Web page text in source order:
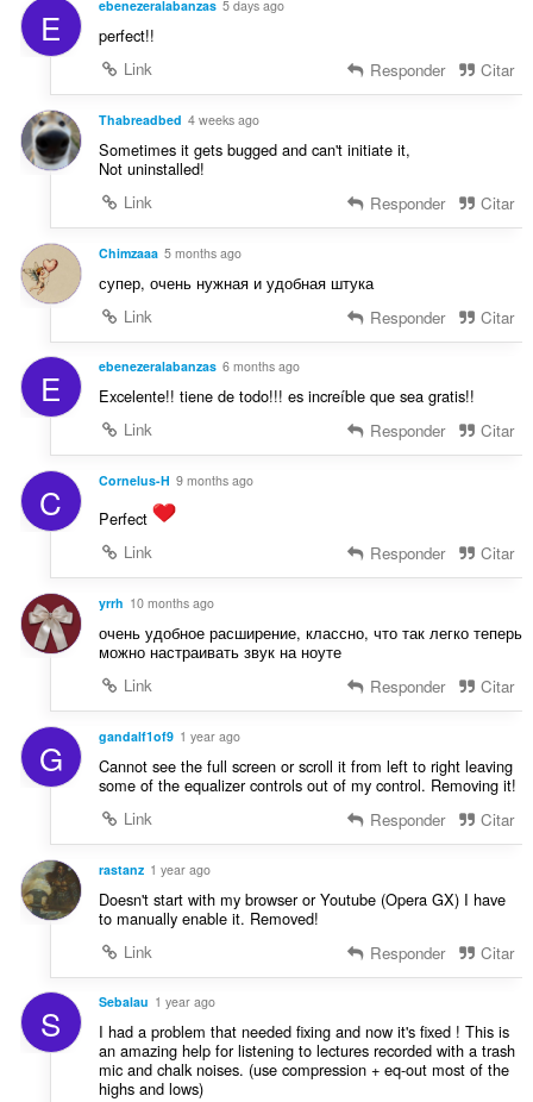
õ
f
ç
õ
e
s
i
f
i
c
õ
e
s
E ebenezeralabanzas 5 days ago
perfect!!
Link
Responder Citar
Thabreadbed 4 weeks ago
Sometimes it gets bugged and can't initiate it,
Not uninstalled!
Link
Responder Citar
Chimzaaa 5 months ago
супер, очень нужная и удобная штука
Link
Responder Citar
E ebenezeralabanzas 6 months ago
Excelente!! tiene de todo!!! es increíble que sea gratis!!
Link
Responder Citar
C Cornelus-H 9 months ago
Perfect
Link
Responder Citar
yrrh 10 months ago
очень удобное расширение, классно, что так легко теперь
можно настраивать звук на ноуте
Link
Responder Citar
G gandalf1of9 1 year ago
Cannot see the full screen or scroll it from left to right leaving
some of the equalizer controls out of my control. Removing it!
Link
Responder Citar
rastanz 1 year ago
Doesn't start with my browser or Youtube (Opera GX) I have
to manually enable it. Removed!
Link
Responder Citar
S Sebalau 1 year ago
I had a problem that needed fixing and now it's fixed ! This is
an amazing help for listening to lectures recorded with a trash
mic and chalk noises. (use compression + eq-out most of the
highs and lows)